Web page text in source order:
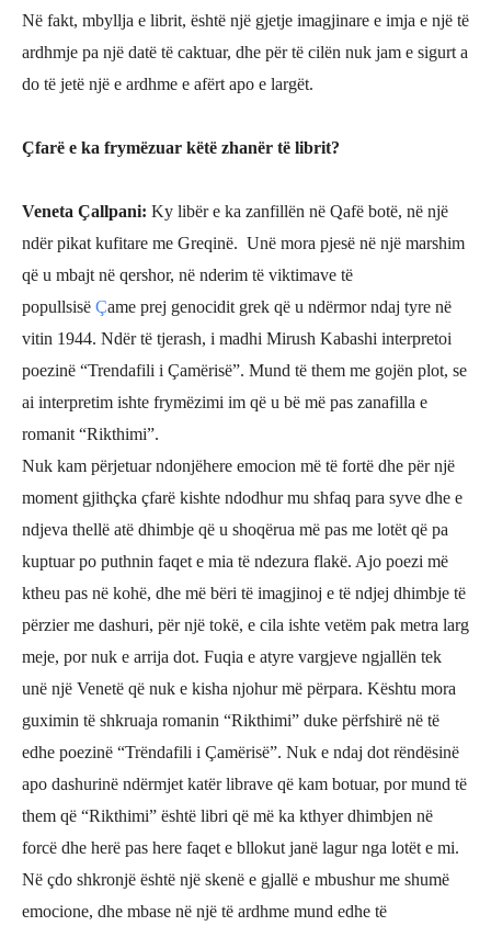
Në fakt, mbyllja e librit, është një gjetje imagjinare e imja e një të
ardhmje pa një datë të caktuar, dhe për të cilën nuk jam e sigurt a
do të jetë një e ardhme e afërt apo e largët.
Çfarë e ka frymëzuar këtë zhanër të librit?
Veneta Çallpani: Ky libër e ka zanfillën në Qafë botë, në një
ndër pikat kufitare me Greqinë. Unë mora pjesë në një marshim
që u mbajt në qershor, në nderim të viktimave të
popullsisë Çame prej genocidit grek që u ndërmor ndaj tyre në
vitin 1944. Ndër të tjerash, i madhi Mirush Kabashi interpretoi
poezinë “Trendafili i Çamërisë”. Mund të them me gojën plot, se
ai interpretim ishte frymëzimi im që u bë më pas zanafilla e
romanit “Rikthimi”.
Nuk kam përjetuar ndonjëhere emocion më të fortë dhe për një
moment gjithçka çfarë kishte ndodhur mu shfaq para syve dhe e
ndjeva thellë atë dhimbje që u shoqërua më pas me lotët që pa
kuptuar po puthnin faqet e mia të ndezura flakë. Ajo poezi më
ktheu pas në kohë, dhe më bëri të imagjinoj e të ndjej dhimbje të
përzier me dashuri, për një tokë, e cila ishte vetëm pak metra larg
meje, por nuk e arrija dot. Fuqia e atyre vargjeve ngjallën tek
unë një Venetë që nuk e kisha njohur më përpara. Kështu mora
guximin të shkruaja romanin “Rikthimi” duke përfshirë në të
edhe poezinë “Trëndafili i Çamërisë”. Nuk e ndaj dot rëndësinë
apo dashurinë ndërmjet katër librave që kam botuar, por mund të
them që “Rikthimi” është libri që më ka kthyer dhimbjen në
forcë dhe herë pas here faqet e bllokut janë lagur nga lotët e mi.
Në çdo shkronjë është një skenë e gjallë e mbushur me shumë
emocione, dhe mbase në një të ardhme mund edhe të